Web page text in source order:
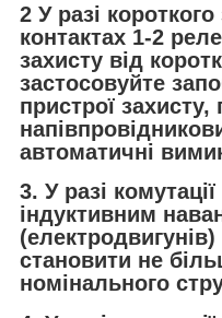
2 У разі
контактах 1-2
захисту від
застосовуйте
пристрої
автоматичні
3. У разі
індуктивним
становити не
номінального